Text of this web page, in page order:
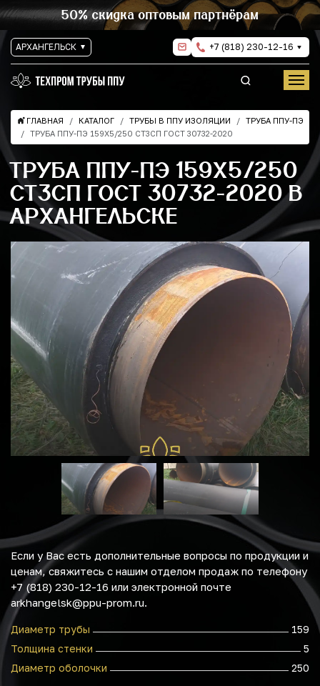
50% скидка оптовым партнёрам
АРХАНГЕЛЬСК +7 (818) 230-12-16
ГЛАВНАЯ КАТАЛОГ ТРУБЫ В ППУ ИЗОЛЯЦИИ
ТРУБА ППУ-ПЭ
ТРУБА ППУ-ПЭ 159Х5/250 СТ3СП ГОСТ 30732-2020
ТРУБА ППУ-ПЭ 159Х5/250
СТ3СП ГОСТ 30732-2020 В
АРХАНГЕЛЬСКЕ
Если у Вас есть дополнительные вопросы по продукции и
ценам, свяжитесь с нашим отделом продаж по телефону
+7 (818) 230-12-16 или электронной почте
arkhangelsk@ppu-prom.ru.
Диаметр трубы
159
Толщина стенки
5
Диаметр оболочки
250